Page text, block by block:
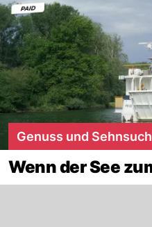
Genuss und
Wenn der See